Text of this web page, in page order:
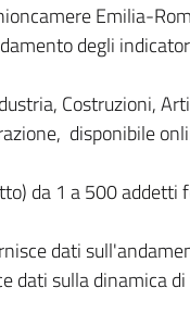
Emilia-
degli
Costruzioni,
disponibile
da 1 a 500 addetti
dati
dati sulla dinamica